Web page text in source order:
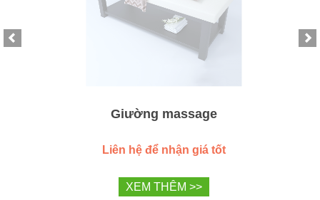
Giường massage
Liên hệ để nhận giá tốt
XEM THÊM >>